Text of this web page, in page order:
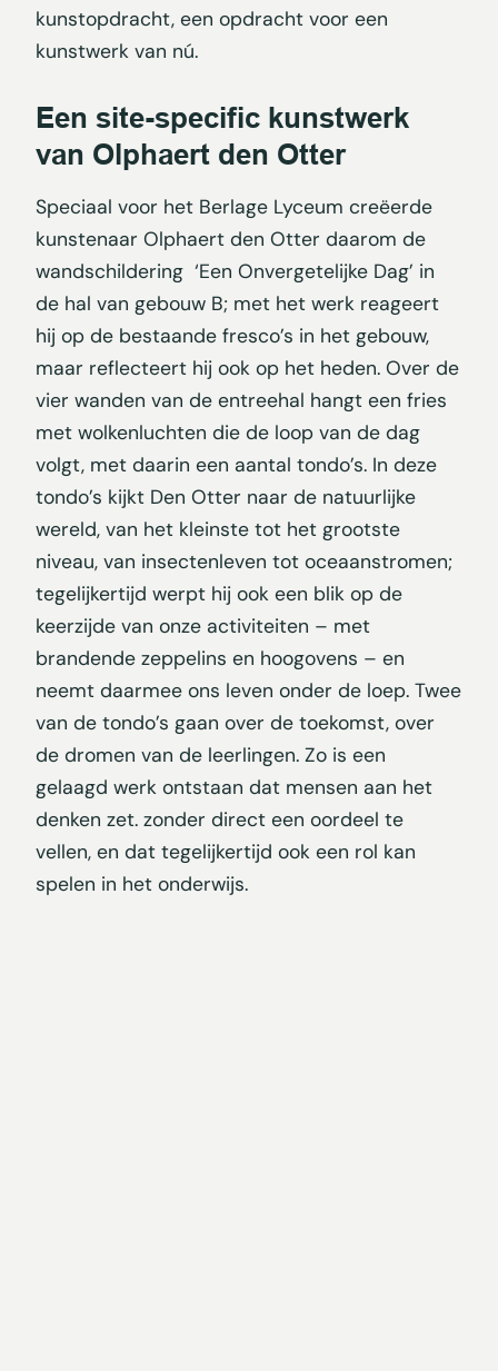
kunstopdracht, een opdracht voor een
kunstwerk van nú.
Een site-specific kunstwerk
van Olphaert den Otter
Speciaal voor het Berlage Lyceum creëerde
kunstenaar Olphaert den Otter daarom de
wandschildering ‘Een Onvergetelijke Dag’ in
de hal van gebouw B; met het werk reageert
hij op de bestaande fresco’s in het gebouw,
maar reflecteert hij ook op het heden. Over de
vier wanden van de entreehal hangt een fries
met wolkenluchten die de loop van de dag
volgt, met daarin een aantal tondo’s. In deze
tondo’s kijkt Den Otter naar de natuurlijke
wereld, van het kleinste tot het grootste
niveau, van insectenleven tot oceaanstromen;
tegelijkertijd werpt hij ook een blik op de
keerzijde van onze activiteiten – met
brandende zeppelins en hoogovens – en
neemt daarmee ons leven onder de loep. Twee
van de tondo’s gaan over de toekomst, over
de dromen van de leerlingen. Zo is een
gelaagd werk ontstaan dat mensen aan het
denken zet. zonder direct een oordeel te
vellen, en dat tegelijkertijd ook een rol kan
spelen in het onderwijs.